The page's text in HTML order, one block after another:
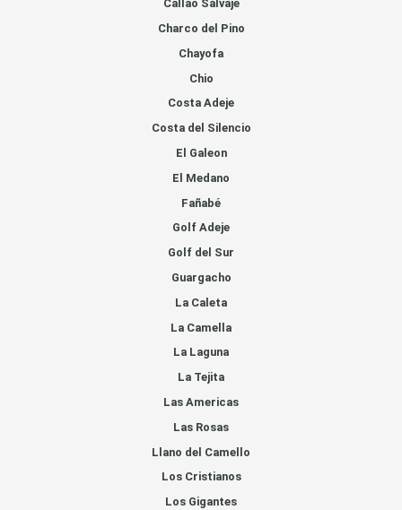
Callao Salvaje
Charco del Pino
Chayofa
Chio
Costa Adeje
Costa del Silencio
El Galeon
El Medano
Fañabé
Golf Adeje
Golf del Sur
Guargacho
La Caleta
La Camella
La Laguna
La Tejita
Las Americas
Las Rosas
Llano del Camello
Los Cristianos
Los Gigantes